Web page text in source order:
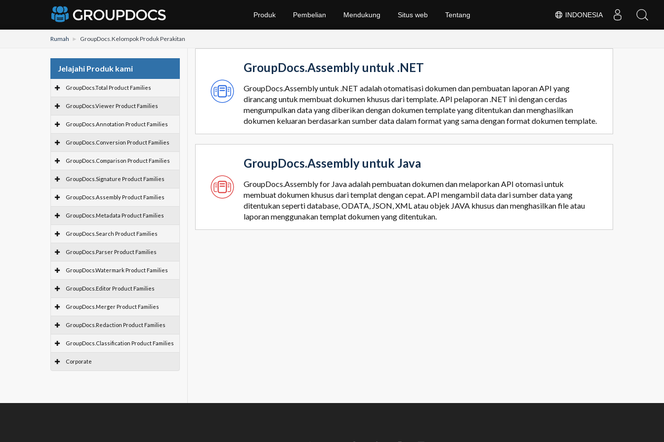
INDONESIA
Produk Pembelian Mendukung Situs web Tentang
Rumah GroupDocs.Kelompok Produk Perakitan
Jelajahi Produk kami
GroupDocs.Total Product Families
GroupDocs.Viewer Product Families
GroupDocs.Annotation Product Families
GroupDocs.Conversion Product Families
GroupDocs.Comparison Product Families
GroupDocs.Signature Product Families
GroupDocs.Assembly Product Families
GroupDocs.Metadata Product Families
GroupDocs.Search Product Families
GroupDocs.Parser Product Families
GroupDocs.Watermark Product Families
GroupDocs.Editor Product Families
GroupDocs.Merger Product Families
GroupDocs.Redaction Product Families
GroupDocs.Classification Product Families
Corporate
GroupDocs.Assembly untuk .NET
GroupDocs.Assembly untuk .NET adalah otomatisasi dokumen dan pembuatan laporan API yang
dirancang untuk membuat dokumen khusus dari template. API pelaporan .NET ini dengan cerdas
mengumpulkan data yang diberikan dengan dokumen template yang ditentukan dan menghasilkan
dokumen keluaran berdasarkan sumber data dalam format yang sama dengan format dokumen template.
GroupDocs.Assembly untuk Java
GroupDocs.Assembly for Java adalah pembuatan dokumen dan melaporkan API otomasi untuk
membuat dokumen khusus dari templat dengan cepat. API mengambil data dari sumber data yang
ditentukan seperti database, ODATA, JSON, XML atau objek JAVA khusus dan menghasilkan file atau
laporan menggunakan templat dokumen yang ditentukan.